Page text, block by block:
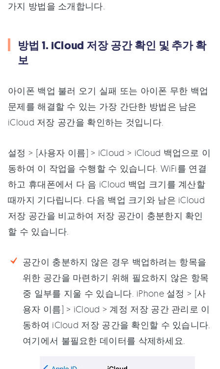
가지 방법을 소개합니다.
방법 1. iCloud 저장 공간 확인 및 추가 확
보
아이폰 백업 불러 오기 실패 또는 아이폰 무한 백업
문제를 해결할 수 있는 가장 간단한 방법은 남은
iCloud 저장 공간을 확인하는 것입니다.
설정 > [사용자 이름] > iCloud > iCloud 백업으로 이
동하여 이 작업을 수행할 수 있습니다. WiFi를 연결
하고 휴대폰에서 다 음 iCloud 백업 크기를 계산할
때까지 기다립니다. 다음 백업 크기와 남은 iCloud
저장 공간을 비교하여 저장 공간이 충분한지 확인
할 수 있습니다.
공간이 충분하지 않은 경우 백업하려는 항목을
위한 공간을 마련하기 위해 필요하지 않은 항목
중 일부를 지울 수 있습니다. iPhone 설정 > [사
용자 이름] > iCloud > 계정 저장 공간 관리로 이
동하여 iCloud 저장 공간을 확인할 수 있습니다.
여기에서 불필요한 데이터를 삭제하세요.